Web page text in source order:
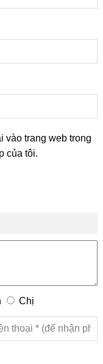
vào trang web trong
của tôi.
Chị